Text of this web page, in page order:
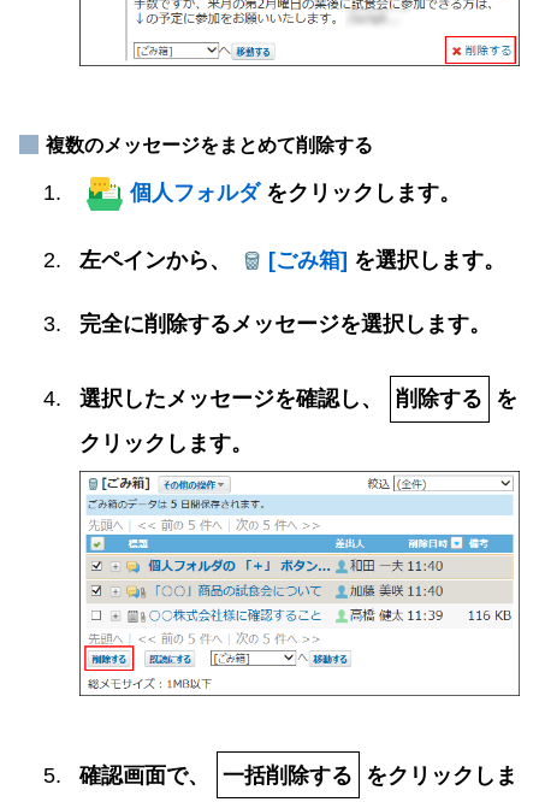
複数のメッセージをまとめて削除する
個人フォルダ をクリックします。
左ペインから、 [ごみ箱] を選択します。
完全に削除するメッセージを選択します。
選択したメッセージを確認し、 削除する
を
クリックします。
確認画面で、 一括削除する
をクリックしま